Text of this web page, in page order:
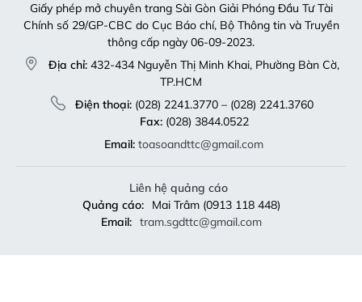
Giấy phép mở chuyên trang Sài Gòn Giải Phóng Đầu Tư Tài
Chính số 29/GP-CBC do Cục Báo chí, Bộ Thông tin và Truyền
thông cấp ngày 06-09-2023.
Địa chỉ: 432-434 Nguyễn Thị Minh Khai, Phường Bàn Cờ,
TP.HCM
Điện thoại:(028) 2241.3770 – (028) 2241.3760
Fax:(028) 3844.0522
Email: toasoandttc@gmail.com
Liên hệ quảng cáo
Quảng cáo:
Mai Trâm (0913 118 448)
Email: tram.sgdttc@gmail.com